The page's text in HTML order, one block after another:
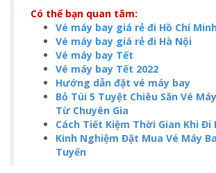
Có thể bạn quan tâm:
Vé máy bay giá rẻ đi Hồ Chí
Vé máy bay giá rẻ đi Hà Nội
Vé máy bay Tết
Vé máy bay Tết 2022
Hướng dẫn đặt vé máy bay
Bỏ Túi 5 Tuyệt Chiêu Săn Vé
Từ Chuyên Gia
Cách Tiết Kiệm Thời Gian Khi Đi
Kinh Nghiệm Đặt Mua Vé Máy
Tuyến